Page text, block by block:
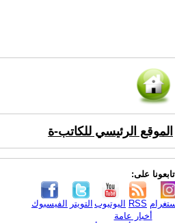
الموقع الرئيسي للكاتب-ة
تابعونا على:
الفيسبوك التويتر اليوتيوب RSS
أخبار عامة